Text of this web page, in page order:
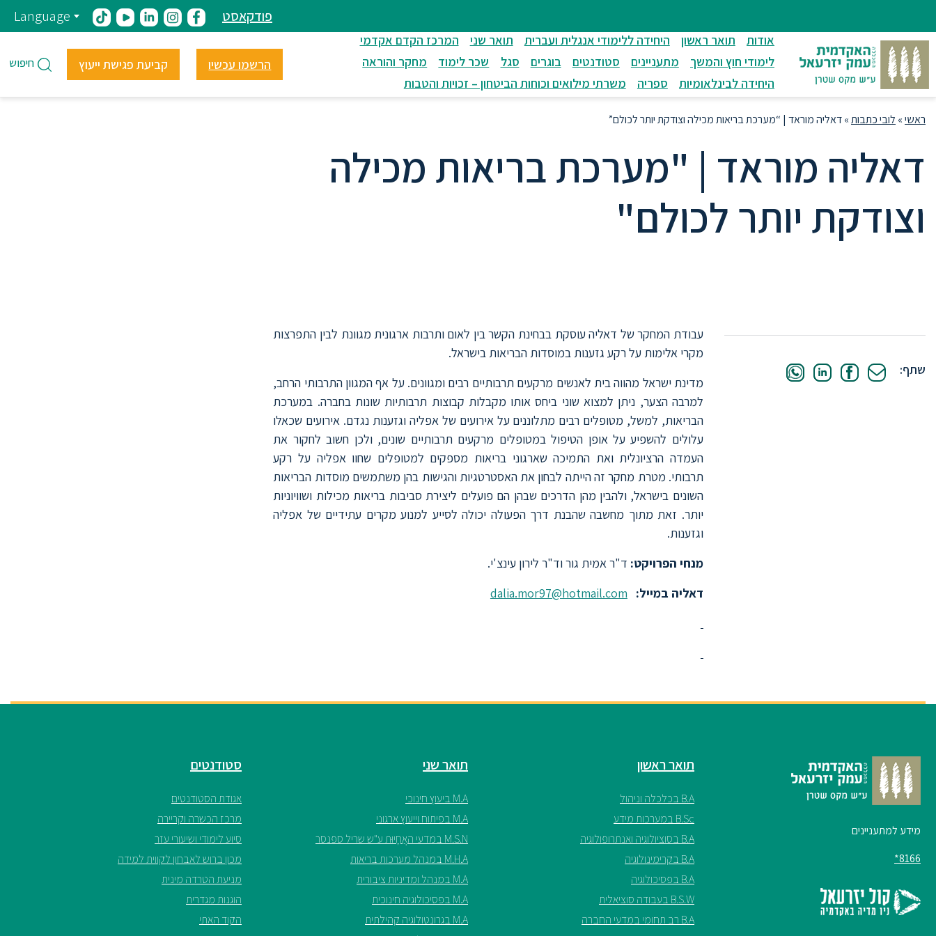
מרכזי
פודקאסט Language
אודות תואר ראשון היחידה ללימודי אנגלית ועברית תואר שני
המרכז הקדם אקדמי
לימודי חוץ והמשך
מתעניינים סטודנטים בוגרים סגל שכר לימוד
מחקר והוראה
היחידה לבינלאומיות
ספריה משרתי מילואים וכוחות הביטחון – זכויות והטבות
הרשמו עכשיו קביעת פגישת ייעוץ חיפוש
ראשי» לובי כתבות»דאליה מוראד | “מערכת בריאות מכילה וצודקת יותר לכולם”
דאליה מוראד | "מערכת בריאות מכילה
וצודקת יותר לכולם"
שתף:
עבודת המחקר של דאליה עוסקת בבחינת הקשר בין לאום ותרבות ארגונית מגוונת לבין התפרצות
מקרי אלימות על רקע גזענות במוסדות הבריאות בישראל.
מדינת ישראל מהווה בית לאנשים מרקעים תרבותיים רבים ומגוונים. על אף המגוון התרבותי הרחב,
למרבה הצער, ניתן למצוא שוני ביחס אותו מקבלות קבוצות תרבותיות שונות בחברה. במערכת
הבריאות, למשל, מטופלים רבים מתלוננים על אירועים של אפליה וגזענות נגדם. אירועים שכאלו
עלולים להשפיע על אופן הטיפול במטופלים מרקעים תרבותיים שונים, ולכן חשוב לחקור את
העמדה הרציונלית ואת התמיכה שארגוני בריאות מספקים למטופלים שחוו אפליה על רקע
תרבותי. מטרת מחקר זה הייתה לבחון את האסטרטגיות והגישות בהן משתמשים מוסדות הבריאות
השונים בישראל, ולהבין מהן הדרכים שבהן הם פועלים ליצירת סביבות בריאות מכילות ושוויוניות
יותר. זאת מתוך מחשבה שהבנת דרך הפעולה יכולה לסייע למנוע מקרים עתידיים של אפליה
וגזענות.
מנחי הפרויקט: ד"ר אמית גור וד"ר לירון עינצ'י.
דאליה במייל:
dalia.mor97@hotmail.com
מידע למתעניינים
8166*
תואר ראשון
B.A בכלכלה וניהול
B.Sc במערכות מידע
B.A בסוציולוגיה ואנתרופולוגיה
B.A בקרימינולוגיה
B.A בפסיכולוגיה
B.S.W בעבודה סוציאלית
B.A רב תחומי במדעי החברה
תואר שני
M.A ביעוץ חינוכי
M.A בפיתוח וייעוץ ארגוני
M.S.N במדעי האֲחָיוּת ע"ש שריל ספנסר
M.H.A במנהל מערכות בריאות
M.A במנהל ומדיניות ציבורית
M.A בפסיכולוגיה חינוכית
M.A בגרונטולוגיה קהילתית
סטודנטים
אגודת הסטודנטים
מרכז הכשרה וקריירה
סיוע לימודי ושיעורי עזר
מכון ברוש לאבחון לקווית למידה
מניעת הטרדה מינית
הוגנות מגדרית
הקוד האתי